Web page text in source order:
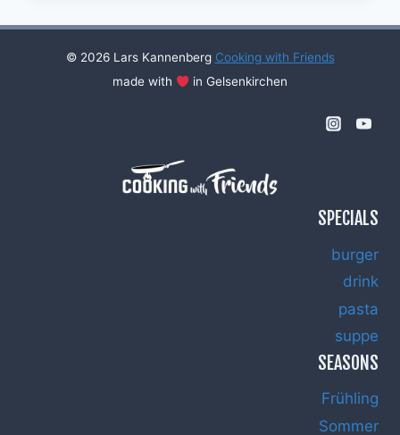
© 2026 Lars Kannenberg Cooking with Friends
made with
in Gelsenkirchen
SPECIALS
burger
drink
pasta
suppe
SEASONS
Frühling
Sommer